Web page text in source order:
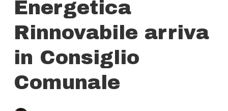
Energetica
Rinnovabile arriva
in Consiglio
Comunale